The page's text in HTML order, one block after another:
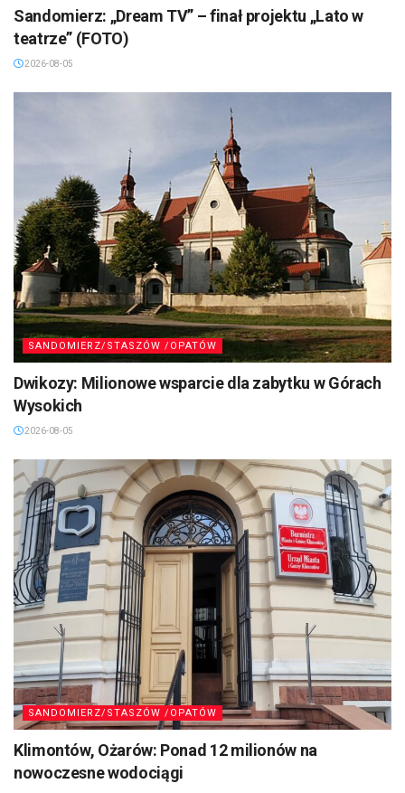
Sandomierz: „Dream TV” – finał projektu „Lato w
teatrze” (FOTO)
2026-08-05
SANDOMIERZ/STASZÓW /OPATÓW
Dwikozy: Milionowe wsparcie dla zabytku w Górach
Wysokich
2026-08-05
SANDOMIERZ/STASZÓW /OPATÓW
Klimontów, Ożarów: Ponad 12 milionów na
nowoczesne wodociągi